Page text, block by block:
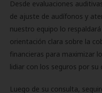
Desde evaluaciones
de ajuste de audífonos y
nuestro equipo lo
orientación clara sobre la
financieras para maximizar
lidiar con los seguros por su
Luego de su consulta,